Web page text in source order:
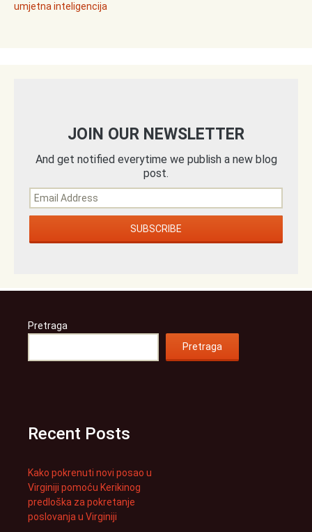
umjetna inteligencija
JOIN OUR NEWSLETTER
And get notified everytime we publish a new blog
post.
Pretraga
Pretraga
Recent Posts
Kako pokrenuti novi posao u
Virginiji pomoću Kerikinog
predloška za pokretanje
poslovanja u Virginiji